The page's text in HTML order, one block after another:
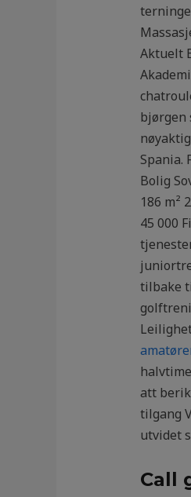
Aktuelt
bjørgen
Spania.
Bolig
186 m²
45 000
tilbake
att
tilgang
utvidet
Call